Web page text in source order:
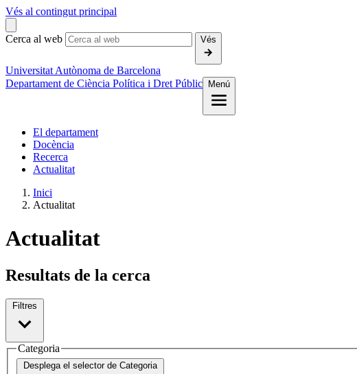
Vés al contingut principal
Cerca al web Vés
Universitat Autònoma de Barcelona
Departament de Ciència Política i Dret Públic
Menú
El departament
Docència
Recerca
Actualitat
Inici
Actualitat
Actualitat
Resultats de la cerca
Filtres
Categoria
Desplega el selector de Categoria